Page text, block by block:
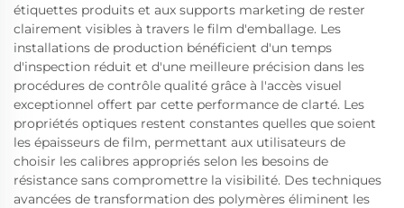
étiquettes produits et aux supports marketing de rester
clairement visibles à travers le film d'emballage. Les
installations de production bénéficient d'un temps
d'inspection réduit et d'une meilleure précision dans les
procédures de contrôle qualité grâce à l'accès visuel
exceptionnel offert par cette performance de clarté. Les
propriétés optiques restent constantes quelles que soient
les épaisseurs de film, permettant aux utilisateurs de
choisir les calibres appropriés selon les besoins de
résistance sans compromettre la visibilité. Des techniques
avancées de transformation des polymères éliminent les